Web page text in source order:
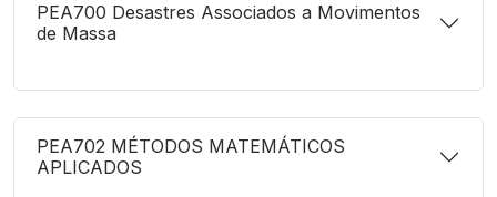
PEA700 Desastres Associados a Movimentos
de Massa
PEA702 MÉTODOS MATEMÁTICOS
APLICADOS